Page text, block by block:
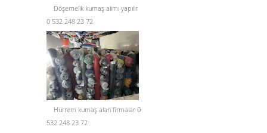
Döşemelik kumaş alımı yapılır
0 532 248 23 72
Hürrem kumaş alan firmalar 0
532 248 23 72